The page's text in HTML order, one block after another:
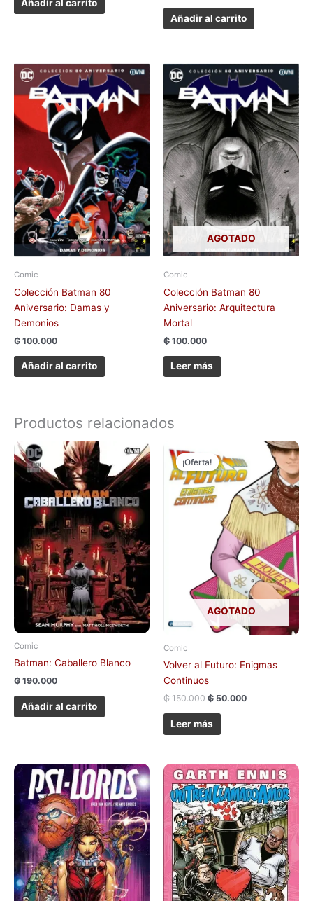
Añadir al carrito
Añadir al carrito
Comic
Colección Batman 80
Aniversario: Damas y
Demonios
₲ 100.000
Añadir al carrito
AGOTADO
Comic
Colección Batman 80
Aniversario: Arquitectura
Mortal
₲ 100.000
Leer más
Productos relacionados
Comic
Batman: Caballero Blanco
₲ 190.000
Añadir al carrito
¡Oferta!
AGOTADO
¡Oferta!
Comic
Volver al Futuro: Enigmas
Continuos
₲150.000
precio
original
era:
₲ 150.000.
₲ 50.000
precio
actual
es:
₲ 50.000.
Leer más